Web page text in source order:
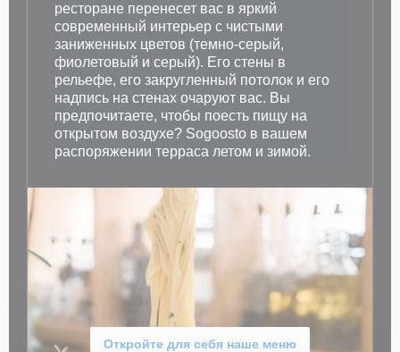
ресторане перенесет вас в яркий
современный интерьер с чистыми
заниженных цветов (темно-серый,
фиолетовый и серый). Его стены в
рельефе, его закругленный потолок и его
надпись на стенах очаруют вас. Вы
предпочитаете, чтобы поесть пищу на
открытом воздухе? Sogoosto в вашем
распоряжении терраса летом и зимой.
Откройте для себя наше меню